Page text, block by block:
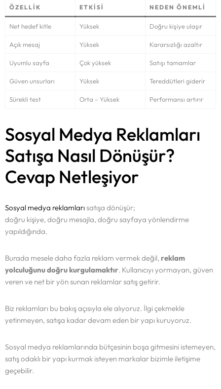
ÖZELLIK ETKISI NEDEN ÖNEMLI
Net hedef kitle Yüksek Doğru kişiye ulaşır
Açık mesaj Yüksek Kararsızlığı azaltır
Uyumlu sayfa Çok yüksek Satışı tamamlar
Güven unsurları Yüksek Tereddütleri giderir
Sürekli test Orta – Yüksek Performansı artırır
Sosyal Medya Reklamları
Satışa Nasıl Dönüşür?
Cevap Netleşiyor
Sosyal medya reklamlarısatışa dönüşür;
doğru kişiye, doğru mesajla, doğru sayfaya yönlendirme
yapıldığında.
Burada mesele daha fazla reklam vermek değil, reklam
yolculuğunu doğru kurgulamaktır. Kullanıcıyı yormayan, güven
veren ve net bir yön sunan reklamlar satış getirir.
Biz reklamları bu bakış açısıyla ele alıyoruz. İlgi çekmekle
yetinmeyen, satışa kadar devam eden bir yapı kuruyoruz.
Sosyal medya reklamlarında bütçesinin boşa gitmesini istemeyen,
satış odaklı bir yapı kurmak isteyen markalar bizimle iletişime
geçebilir.